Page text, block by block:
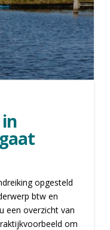
opgesteld
btw en
een overzicht van
om